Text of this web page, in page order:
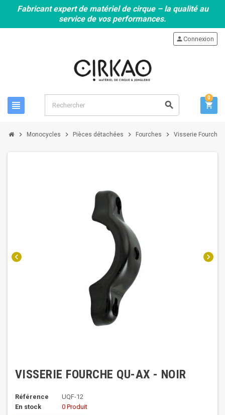
Fabricant expert de matériel de cirque – la qualité au
service de vos performances.
view_headline search
personConnexion
shopping_cart
0
chevron_right Monocycles chevron_right Pièces détachées chevron_right Fourches chevron_right Visserie Fourche
chevron_left chevron_right
VISSERIE FOURCHE QU-AX - NOIR
Référence
UQF-12
En stock
0 Produit